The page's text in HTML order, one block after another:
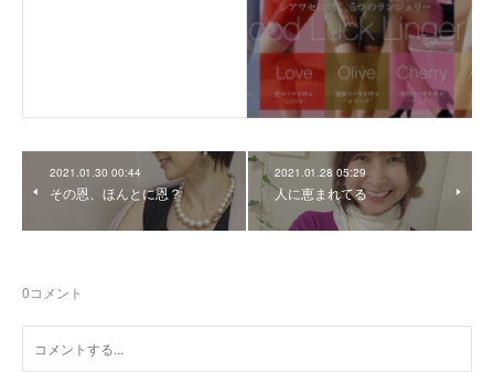
2021.01.30 00:44
その恩、ほんとに恩？
2021.01.28 05:29
人に恵まれてる
0コメント